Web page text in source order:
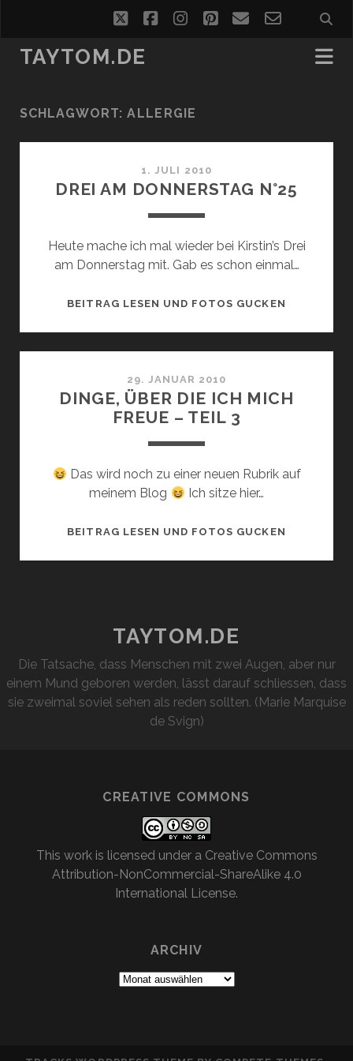
twitterfacebookinstagram
pinterest
emailemail-
form
TAYTOM.DE
SCHLAGWORT:ALLERGIE
1. JULI 2010
DREI AM DONNERSTAG N°25
Heute mache ich mal wieder bei Kirstin’s Drei
am Donnerstag mit. Gab es schon einmal…
BEITRAG LESEN UND FOTOS GUCKEN
29. JANUAR 2010
DINGE, ÜBER DIE ICH MICH
FREUE – TEIL 3
Das wird noch zu einer neuen Rubrik auf
meinem Blog
Ich sitze hier…
BEITRAG LESEN UND FOTOS GUCKEN
TEIL
3
TAYTOM.DE
Die Tatsache, dass Menschen mit zwei Augen, aber nur
einem Mund geboren werden, lässt darauf schliessen, dass
sie zweimal soviel sehen als reden sollten. (Marie Marquise
de Svign)
CREATIVE COMMONS
This work is licensed under a Creative Commons
Attribution-NonCommercial-ShareAlike 4.0
International License.
ARCHIV
Archiv